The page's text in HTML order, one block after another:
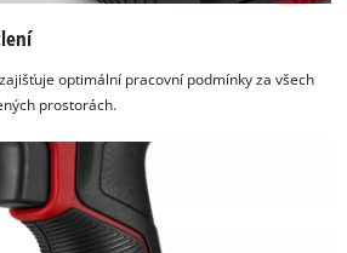
optimální pracovní podmínky za všech
prostorách.